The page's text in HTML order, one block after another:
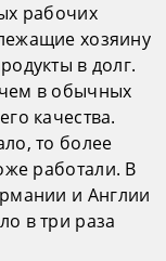
рабочих
хозяину
в долг.
в обычных
качества.
то более
работали. В
и Англии
в три раза